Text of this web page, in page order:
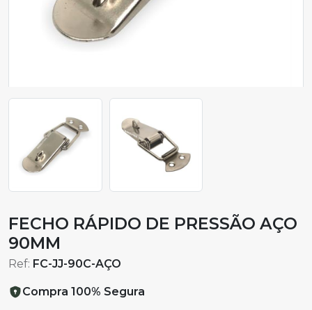
FECHO RÁPIDO DE PRESSÃO AÇO
90MM
Ref: FC-JJ-90C-AÇO
Compra 100% Segura